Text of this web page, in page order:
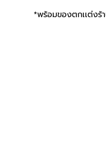
*พร้อมของตกเเต่งร้